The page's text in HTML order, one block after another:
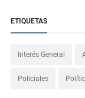
ETIQUETAS
Interés General
Policiales